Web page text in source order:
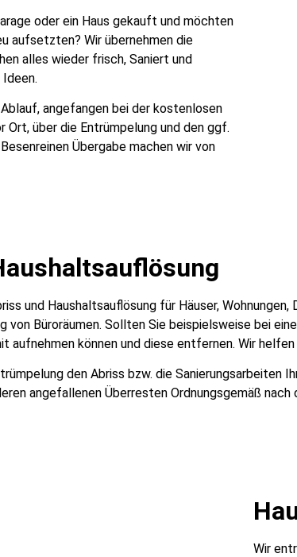
oder ein Haus gekauft und möchten
aufsetzten? Wir übernehmen die
alles wieder frisch, Saniert und
angefangen bei der kostenlosen
Ort, über die Entrümpelung und den ggf.
Übergabe machen wir von
und Haushaltsauflösung für Häuser, Wohnungen,
von Büroräumen. Sollten Sie beispielsweise bei
aufnehmen können und diese entfernen. Wir
den Abriss bzw. die Sanierungsarbeiten
angefallenen Überresten Ordnungsgemäß
Wir